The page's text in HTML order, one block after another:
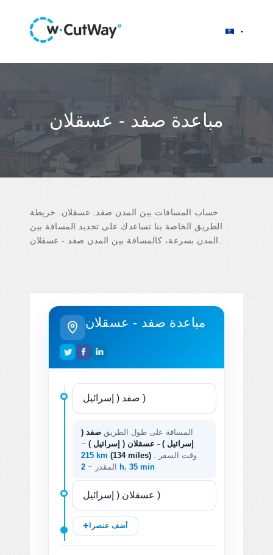
مباعدة صفد - عسقلان
حساب المسافات بين المدن صفد, عسقلان. خريطة
الطريق الخاصة بنا تساعدك على تحديد المسافة بين
مباعدة صفد - عسقلان
المسافة على طول الطريق صفد (
إسرائيل ) - عسقلان ( إسرائيل ) ~
215 km (134 miles)
المقدر ~ 2 h. 35 min
أضف عنصرا